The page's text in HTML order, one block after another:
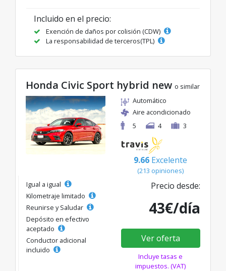
Incluido en el precio:
Exención de daños por colisión (CDW)
La responsabilidad de terceros(TPL)
Honda Civic Sport hybrid new o similar
Automático
Aire acondicionado
5
4 3
9.66 Excelente
(213 opiniones)
Igual a igual
Kilometraje limitado
Reunirse y Saludar
Depósito en efectivo
aceptado
Conductor adicional
incluido
Precio desde:
43€/día
Ver oferta
Incluye tasas e
impuestos. (VAT)